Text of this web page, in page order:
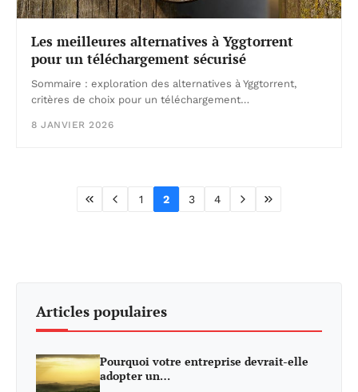
Les meilleures alternatives à Yggtorrent
pour un téléchargement sécurisé
Sommaire : exploration des alternatives à Yggtorrent,
critères de choix pour un téléchargement…
8 JANVIER 2026
1 2 3 4
Articles populaires
Pourquoi votre entreprise devrait-elle
adopter un…